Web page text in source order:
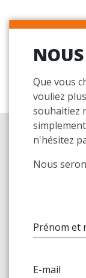
Que vous
vouliez
souhaitiez
n'hésitez
Nous
Prénom et
E-mail